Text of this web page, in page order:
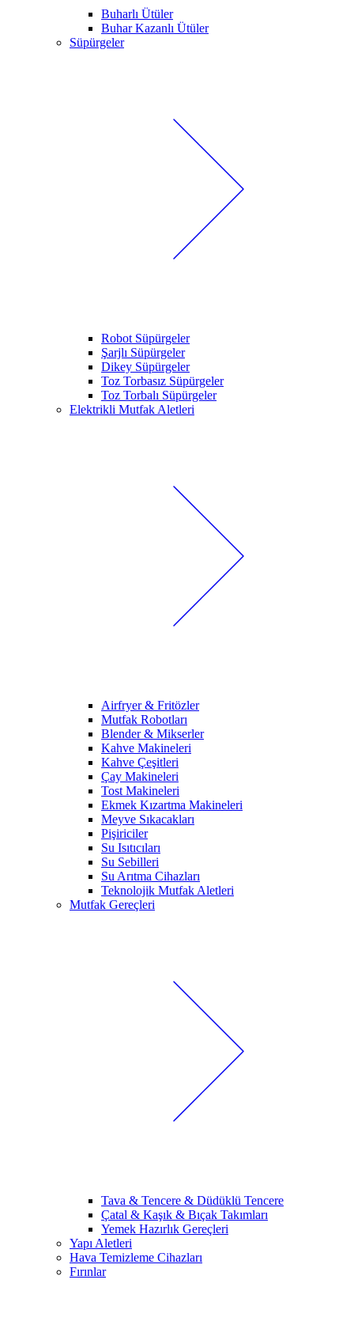
Buharlı Ütüler
Buhar Kazanlı Ütüler
Süpürgeler
Robot Süpürgeler
Şarjlı Süpürgeler
Dikey Süpürgeler
Toz Torbasız Süpürgeler
Toz Torbalı Süpürgeler
Elektrikli Mutfak Aletleri
Airfryer & Fritözler
Mutfak Robotları
Blender & Mikserler
Kahve Makineleri
Kahve Çeşitleri
Çay Makineleri
Tost Makineleri
Ekmek Kızartma Makineleri
Meyve Sıkacakları
Pişiriciler
Su Isıtıcıları
Su Sebilleri
Su Arıtma Cihazları
Teknolojik Mutfak Aletleri
Mutfak Gereçleri
Tava & Tencere & Düdüklü Tencere
Çatal & Kaşık & Bıçak Takımları
Yemek Hazırlık Gereçleri
Yapı Aletleri
Hava Temizleme Cihazları
Fırınlar